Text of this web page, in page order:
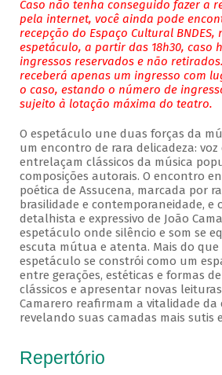
Caso não tenha conseguido fazer a
pela internet, você ainda pode
recepção do Espaço Cultural BNDES,
espetáculo, a partir das 18h30, caso
ingressos reservados e não
receberá apenas um ingresso com
o caso, estando o número de
sujeito à lotação máxima do teatro.
O espetáculo une duas forças da
um encontro de rara delicadeza: voz
entrelaçam clássicos da música
composições autorais. O encontro
poética de Assucena, marcada por
brasilidade e contemporaneidade, e
detalhista e expressivo de João
espetáculo onde silêncio e som se
escuta mútua e atenta. Mais do
espetáculo se constrói como um
entre gerações, estéticas e formas
clássicos e apresentar novas
Camarero reafirmam a vitalidade da
revelando suas camadas mais sutis
Repertório